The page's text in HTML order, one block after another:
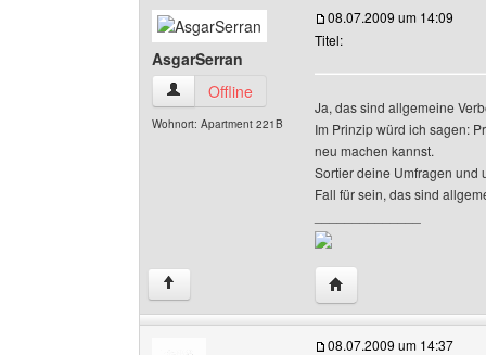
AsgarSerran
AsgarSerran Benutzer-Profile anzeigen
Offline
Wohnort: Apartment 221B
08.07.2009 um 14:09
Titel:
Ja, das sind allgemeine
Im Prinzip würd ich sagen:
neu machen kannst.
Sortier deine Umfragen und
Fall für sein, das sind
↑ Website dieses
08.07.2009 um 14:37